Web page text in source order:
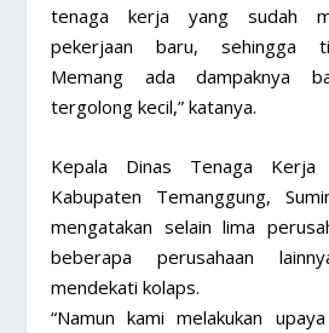
tenaga kerja yang sudah
pekerjaan baru, sehingga
Memang ada dampaknya
tergolong kecil,” katanya.
Kepala Dinas Tenaga Kerja
Kabupaten Temanggung,
mengatakan selain lima
beberapa perusahaan
mendekati kolaps.
“Namun kami melakukan